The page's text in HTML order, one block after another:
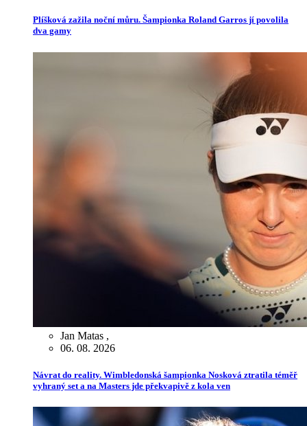
Plíšková zažila noční můru. Šampionka Roland Garros jí povolila
dva gamy
Jan Matas ,
06. 08. 2026
Návrat do reality. Wimbledonská šampionka Nosková ztratila téměř
vyhraný set a na Masters jde překvapivě z kola ven